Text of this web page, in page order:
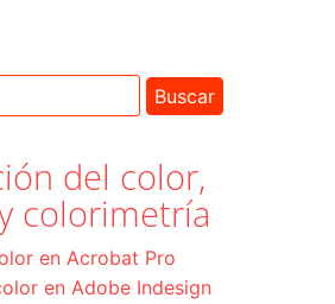
del color,
colorimetría
en Acrobat Pro
en Adobe Indesign